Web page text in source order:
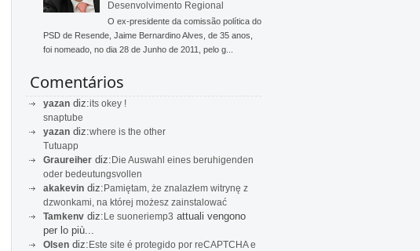
Desenvolvimento Regional
O ex-presidente da comissão política do
PSD de Resende, Jaime Bernardino Alves, de 35 anos,
foi nomeado, no dia 28 de Junho de 2011, pelo g...
Comentários
yazan diz:its okey !
snaptube
yazan diz:where is the other
Tutuapp
Graureiher diz:Die Auswahl eines beruhigenden
oder bedeutungsvollen
akakevin diz:Pamiętam, że znalazłem witrynę z
dzwonkami, na której możesz zainstalować
Tamkenv diz:Le suoneriemp3 attuali vengono
per lo più...
Olsen diz:Este site é protegido por reCAPTCHA e